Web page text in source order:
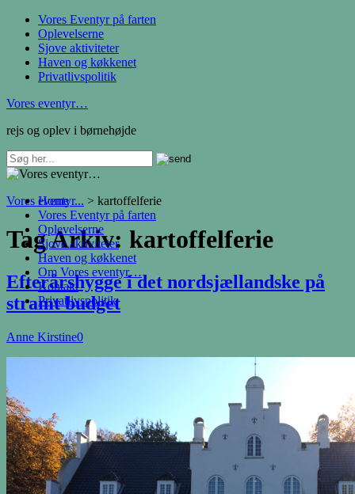
Vores Eventyr på farten
Oplevelserne
Sjove aktiviteter
Haven og køkkenet
Privatlivspolitik
Vores eventyr…
rejs og oplev i børnehøjde
Home
Vores Eventyr på farten
Oplevelserne
Sjove aktiviteter
Haven og køkkenet
Om Vores eventyr…
Kontakt
Privatlivspolitik
Vores eventyr... > kartoffelferie
Tag Arkiv: kartoffelferie
Efterårshygge i det nordsjællandske på
stramt budget
Anne Kirstine0